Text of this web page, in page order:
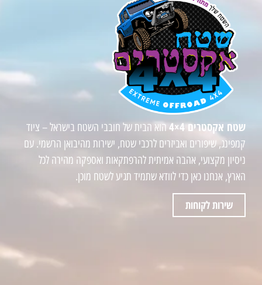
שטח אקסטרים 4×4
הוא הבית של חובבי השטח בישראל – ציוד
קמפינג, שיפורים ואביזרים לרכבי שטח, ישירות מהיבואן הרשמי. עם
ניסיון מקצועי, אהבה אמיתית להרפתקאות ואספקה מהירה לכל
הארץ, אנחנו כאן כדי לוודא שתמיד תגיע לשטח מוכן.
שירות לקוחות